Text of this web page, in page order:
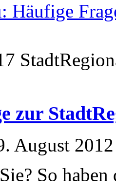
Häufige
zur
August 2012
So